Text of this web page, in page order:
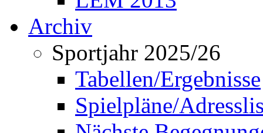
Archiv
Sportjahr 2025/26
Tabellen/Ergebnisse
Spielpläne/